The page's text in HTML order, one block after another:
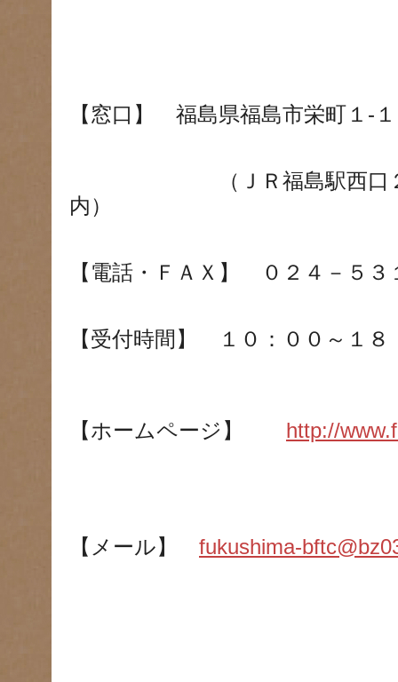
【窓口】 福島県福島市栄町１-１
（ＪＲ福島駅西口２階
内）
【電話・ＦＡＸ】 ０２４－５３
【受付時間】 １０：００～１
【ホームページ】 http://
【メール】 fukushima-